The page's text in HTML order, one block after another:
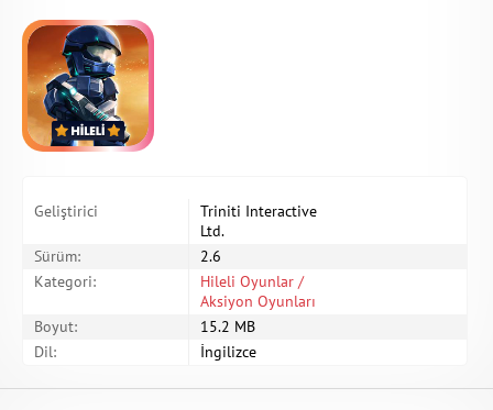
Geliştirici
Triniti Interactive
Ltd.
Sürüm:
2.6
Kategori:
Hileli Oyunlar /
Aksiyon Oyunları
Boyut:
15.2 MB
Dil:
İngilizce